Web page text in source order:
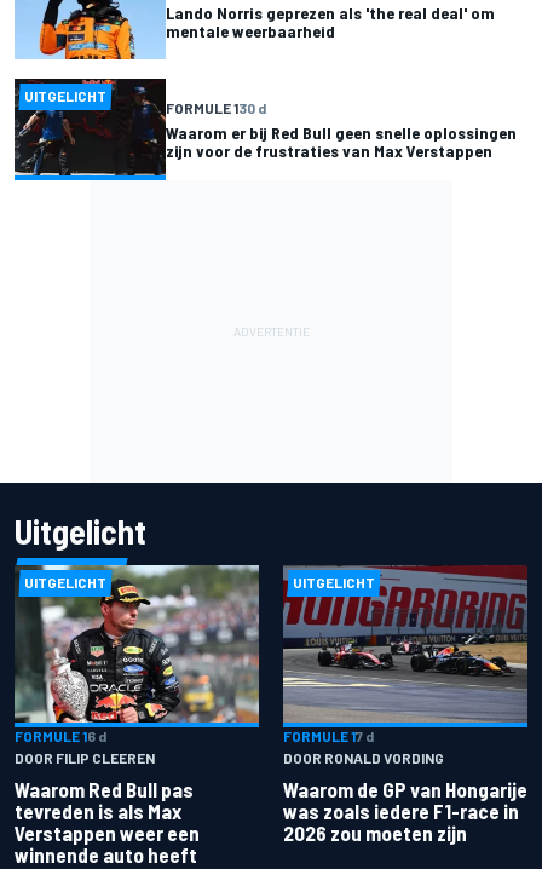
Lando Norris geprezen als 'the real deal' om
mentale weerbaarheid
UITGELICHT
FORMULE 130 d
Waarom er bij Red Bull geen snelle oplossingen
zijn voor de frustraties van Max Verstappen
Uitgelicht
UITGELICHT
FORMULE 16 d
DOOR FILIP CLEEREN
Waarom Red Bull pas
tevreden is als Max
Verstappen weer een
winnende auto heeft
UITGELICHT
FORMULE 17 d
DOOR RONALD VORDING
Waarom de GP van Hongarije
was zoals iedere F1-race in
2026 zou moeten zijn